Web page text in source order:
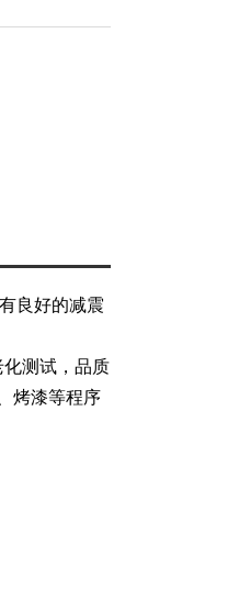
良好的减震
测试，品质
烤漆等程序